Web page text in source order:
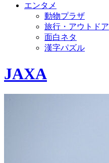
エンタメ
動物プラザ
旅行・アウトドア
面白ネタ
漢字パズル
JAXA